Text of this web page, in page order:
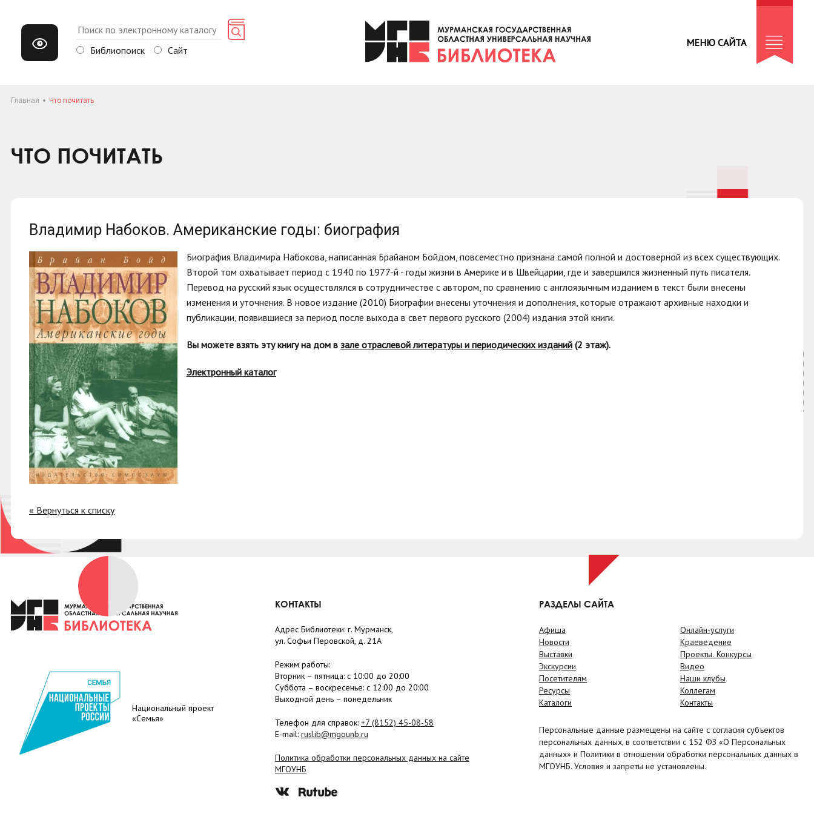
Библиопоиск Сайт
МЕНЮ САЙТА
Главная Что почитать
ЧТО ПОЧИТАТЬ
Владимир Набоков. Американские годы: биография
Биография Владимира Набокова, написанная Брайаном Бойдом, повсеместно признана самой полной и достоверной из всех существующих.
Второй том охватывает период с 1940 по 1977-й - годы жизни в Америке и в Швейцарии, где и завершился жизненный путь писателя.
Перевод на русский язык осуществлялся в сотрудничестве с автором, по сравнению с англоязычным изданием в текст были внесены
изменения и уточнения. В новое издание (2010) Биографии внесены уточнения и дополнения, которые отражают архивные находки и
публикации, появившиеся за период после выхода в свет первого русского (2004) издания этой книги.
Вы можете взять эту книгу на дом в зале отраслевой литературы и периодических изданий (2 этаж).
Электронный каталог
« Вернуться к списку
Национальный проект
«Семья»
КОНТАКТЫ
Адрес Библиотеки: г. Мурманск,
ул. Софьи Перовской, д. 21А
Режим работы:
Вторник – пятница: с 10:00 до 20:00
Суббота – воскресенье: c 12:00 до 20:00
Выходной день – понедельник
Телефон для справок: +7 (8152) 45-08-58
E-mail: ruslib@mgounb.ru
Политика обработки персональных данных на сайте
МГОУНБ
РАЗДЕЛЫ САЙТА
Афиша
Новости
Выставки
Экскурсии
Посетителям
Ресурсы
Каталоги
Онлайн-услуги
Краеведение
Проекты. Конкурсы
Видео
Наши клубы
Коллегам
Контакты
Персональные данные размещены на сайте с согласия субъектов
персональных данных, в соответствии с 152 ФЗ «О Персональных
данных» и Политики в отношении обработки персональных данных в
МГОУНБ. Условия и запреты не установлены.